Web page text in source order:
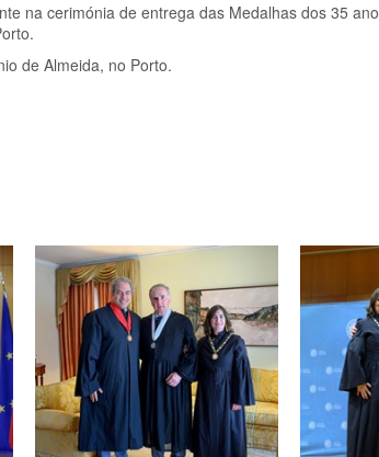
na cerimónia de entrega das Medalhas dos 35
de Almeida, no Porto.